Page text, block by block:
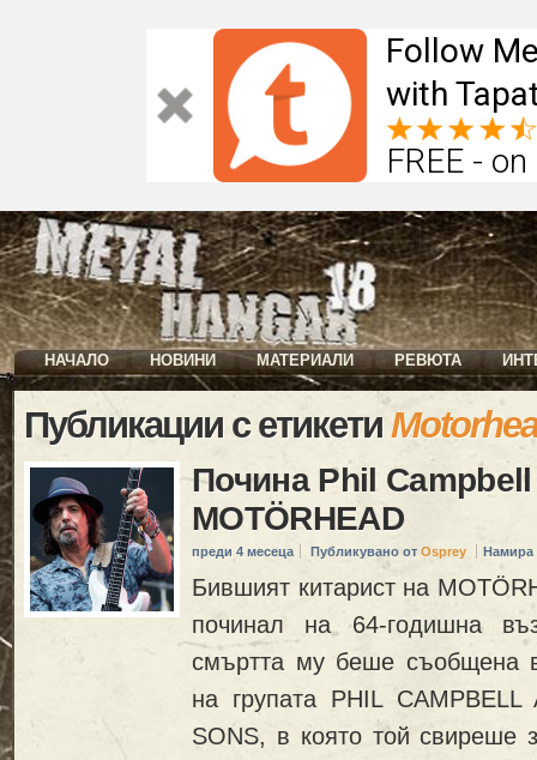
Follow
with
FREE -
НАЧАЛО НОВИНИ МАТЕРИАЛИ РЕВЮТА
Публикации с етикети
Почина Phil Campbell
MOTÖRHEAD
преди 4 месеца Публикувано от Osprey Намира
Бившият китарист на
починал на 64-годишна
смъртта му беше съобщена
на групата PHIL CAMPBELL
SONS, в която той свиреше